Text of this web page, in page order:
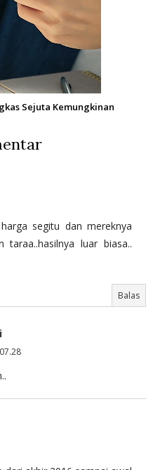
Sejuta Kemungkinan
segitu dan mereknya
taraa..hasilnya luar biasa..
Balas